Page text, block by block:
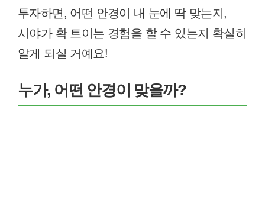
투자하면, 어떤 안경이 내 눈에 딱 맞는지,
시야가 확 트이는 경험을 할 수 있는지 확실히
알게 되실 거예요!
누가, 어떤 안경이 맞을까?